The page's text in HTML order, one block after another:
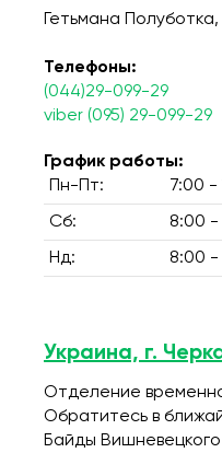
Гетьмана
Телефоны:
(044)29-099-29
viber (095) 29-099-29
График работы:
Пн-Пт:
7:00 -
Сб: 8:00 -
Нд: 8:00 -
Украина, г.
Отделение
Обратитесь в
Байды Вишневецкого